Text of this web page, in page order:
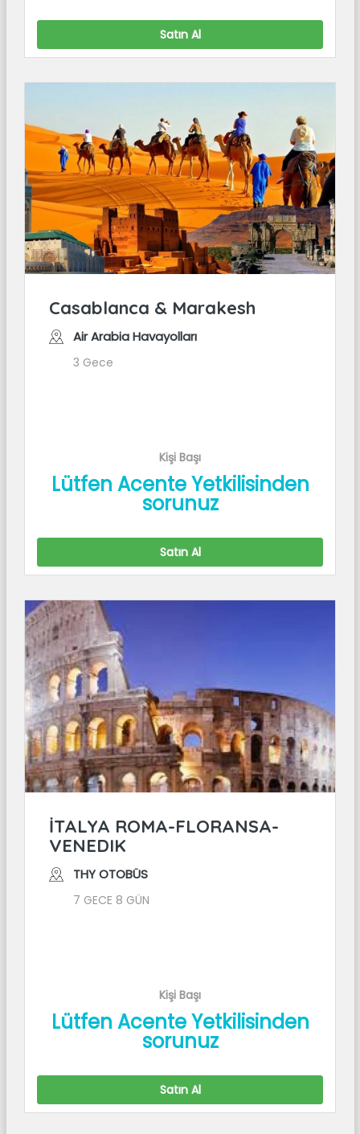
Satın Al
Casablanca & Marakesh
Air Arabia Havayolları
3 Gece
Kişi Başı
Lütfen Acente Yetkilisinden
sorunuz
Satın Al
İTALYA ROMA-FLORANSA-
VENEDIK
THY OTOBÜS
7 GECE 8 GÜN
Kişi Başı
Lütfen Acente Yetkilisinden
sorunuz
Satın Al